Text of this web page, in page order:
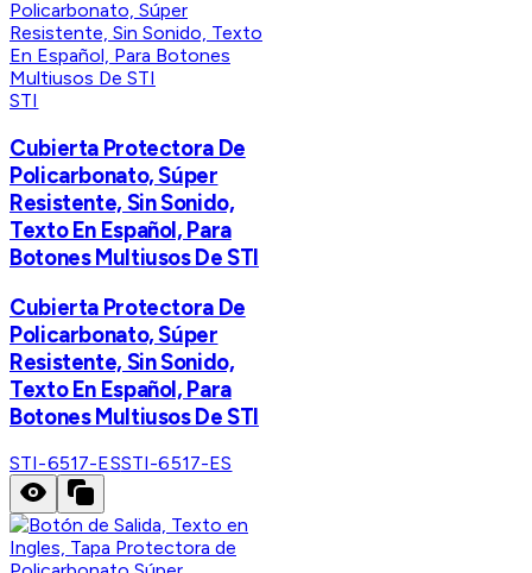
STI
Cubierta Protectora De
Policarbonato, Súper
Resistente, Sin Sonido,
Texto En Español, Para
Botones Multiusos De STI
Cubierta Protectora De
Policarbonato, Súper
Resistente, Sin Sonido,
Texto En Español, Para
Botones Multiusos De STI
STI-6517-ESSTI-6517-ES